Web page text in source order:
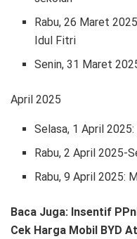
Rabu, 26 Maret
Idul Fitri
Senin, 31 Maret
April 2025
Selasa, 1 April
Rabu, 2 April 2025-
Rabu, 9 April 2025:
Baca Juga: Insentif
Cek Harga Mobil BYD